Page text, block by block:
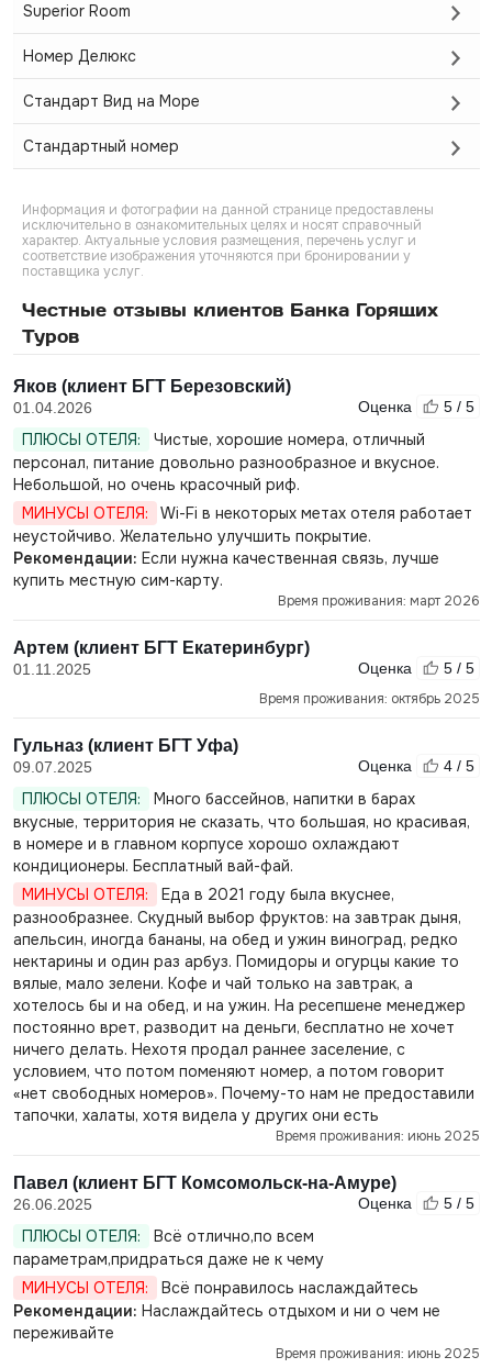
Superior Room
Номер Делюкс
Стандарт Вид на Море
Стандартный номер
Информация и фотографии на данной странице предоставлены
исключительно в ознакомительных целях и носят справочный
характер. Актуальные условия размещения, перечень услуг и
соответствие изображения уточняются при бронировании у
поставщика услуг.
Честные отзывы клиентов Банка Горящих
Туров
Яков (клиент БГТ Березовский)
01.04.2026 Оценка 5 / 5
ПЛЮСЫ ОТЕЛЯ:
Чистые, хорошие номера, отличный
персонал, питание довольно разнообразное и вкусное.
Небольшой, но очень красочный риф.
МИНУСЫ ОТЕЛЯ:
Wi-Fi в некоторых метах отеля работает
неустойчиво. Желательно улучшить покрытие.
Рекомендации: Если нужна качественная связь, лучше
купить местную сим-карту.
Время проживания: март 2026
Артем (клиент БГТ Екатеринбург)
01.11.2025 Оценка
5 / 5
Время проживания: октябрь 2025
Гульназ (клиент БГТ Уфа)
09.07.2025 Оценка 4 / 5
ПЛЮСЫ ОТЕЛЯ:
Много бассейнов, напитки в барах
вкусные, территория не сказать, что большая, но красивая,
в номере и в главном корпусе хорошо охлаждают
кондиционеры. Бесплатный вай-фай.
МИНУСЫ ОТЕЛЯ:
Еда в 2021 году была вкуснее,
разнообразнее. Скудный выбор фруктов: на завтрак дыня,
апельсин, иногда бананы, на обед и ужин виноград, редко
нектарины и один раз арбуз. Помидоры и огурцы какие то
вялые, мало зелени. Кофе и чай только на завтрак, а
хотелось бы и на обед, и на ужин. На ресепшене менеджер
постоянно врет, разводит на деньги, бесплатно не хочет
ничего делать. Нехотя продал раннее заселение, с
условием, что потом поменяют номер, а потом говорит
«нет свободных номеров». Почему-то нам не предоставили
тапочки, халаты, хотя видела у других они есть
Время проживания: июнь 2025
Павел (клиент БГТ Комсомольск-на-Амуре)
26.06.2025 Оценка 5 / 5
ПЛЮСЫ ОТЕЛЯ:
Всё отлично,по всем
параметрам,придраться даже не к чему
МИНУСЫ ОТЕЛЯ:
Всё понравилось наслаждайтесь
Рекомендации: Наслаждайтесь отдыхом и ни о чем не
переживайте
Время проживания: июнь 2025